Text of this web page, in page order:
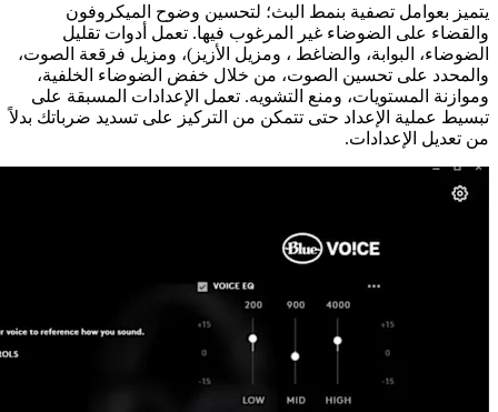
يتميز بعوامل تصفية بنمط البث؛ لتحسين وضوح الميكروفون
والقضاء على الضوضاء غير المرغوب فيها. تعمل أدوات تقليل
الضوضاء، البوابة، والضاغط ، ومزيل الأزيز)، ومزيل فرقعة الصوت،
والمحدد على تحسين الصوت، من خلال خفض الضوضاء الخلفية،
وموازنة المستويات، ومنع التشويه. تعمل الإعدادات المسبقة على
تبسيط عملية الإعداد حتى تتمكن من التركيز على تسديد ضرباتك بدلاً
من تعديل الإعدادات.